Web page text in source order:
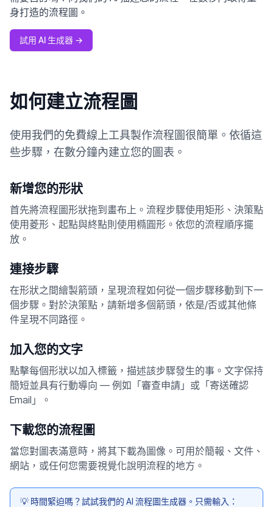
身打造的流程圖。
試用 AI 生成器 →
如何建立流程圖
使用我們的免費線上工具製作流程圖很簡單。依循這
些步驟，在數分鐘內建立您的圖表。
新增您的形狀
首先將流程圖形狀拖到畫布上。流程步驟使用矩形、決策點
使用菱形、起點與終點則使用橢圓形。依您的流程順序擺
放。
連接步驟
在形狀之間繪製箭頭，呈現流程如何從一個步驟移動到下一
個步驟。對於決策點，請新增多個箭頭，依是/否或其他條
件呈現不同路徑。
加入您的文字
點擊每個形狀以加入標籤，描述該步驟發生的事。文字保持
簡短並具有行動導向 — 例如「審查申請」或「寄送確認
Email」。
下載您的流程圖
當您對圖表滿意時，將其下載為圖像。可用於簡報、文件、
網站，或任何您需要視覺化說明流程的地方。
💡 時間緊迫嗎？試試我們的 AI 流程圖生成器。只需輸入：